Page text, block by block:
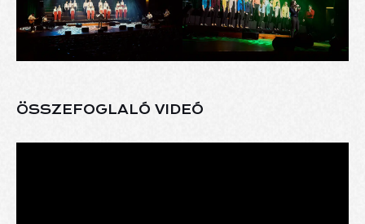
ÖSSZEFOGLALÓ VIDEÓ